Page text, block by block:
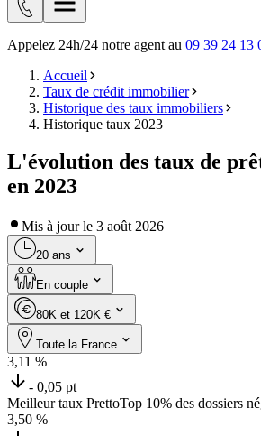
Appelez 24h/24 notre agent au 09 39 24 13
Accueil
Taux de crédit immobilier
Historique des taux immobiliers
Historique taux 2023
L'évolution des taux de
en 2023
Mis à jour le 3 août 2026
20 ans
En couple
80K et 120K €
Toute la France
3,11 %
- 0,05 pt
Meilleur taux PrettoTop 10% des dossiers
3,50 %